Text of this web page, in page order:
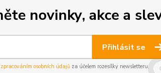
novinky, akce a
Přihlásit se
zpracováním osobních údajůza účelem rozesílky newsletteru.